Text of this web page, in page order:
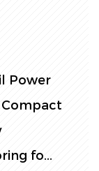
Power
fo...